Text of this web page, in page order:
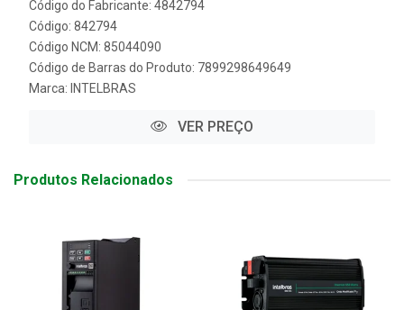
Código do Fabricante: 4842794
Código: 842794
Código NCM: 85044090
Código de Barras do Produto: 7899298649649
Marca: INTELBRAS
VER PREÇO
Produtos Relacionados